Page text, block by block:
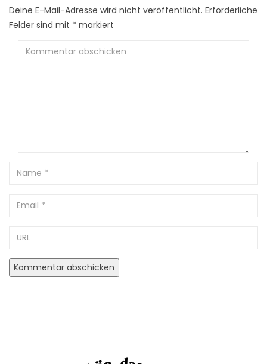
Deine E-Mail-Adresse wird nicht veröffentlicht. Erforderliche
Felder sind mit * markiert
Kommentar
Name
Email